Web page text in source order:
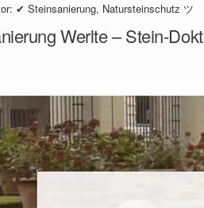
✔ Steinsanierung, Natursteinschutz ツ
Werlte – Stein-